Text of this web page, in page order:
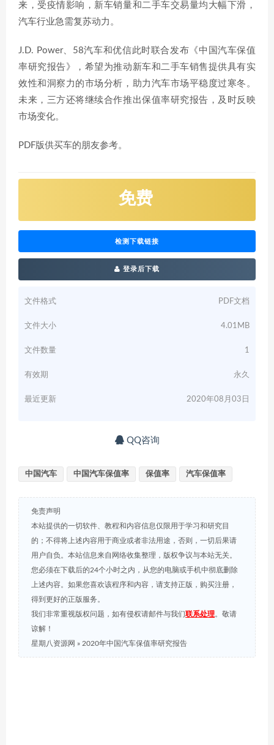
来，受疫情影响，新车销量和二手车交易量均大幅下滑，
汽车行业急需复苏动力。
J.D. Power、58汽车和优信此时联合发布《中国汽车保值
率研究报告》，希望为推动新车和二手车销售提供具有实
效性和洞察力的市场分析，助力汽车市场平稳度过寒冬。
未来，三方还将继续合作推出保值率研究报告，及时反映
市场变化。
PDF版供买车的朋友参考。
免费
检测下载链接
登录后下载
文件格式 PDF文档
文件大小 4.01MB
文件数量 1
有效期 永久
最近更新 2020年08月03日
QQ咨询
中国汽车 中国汽车保值率 保值率 汽车保值率
免责声明
本站提供的一切软件、教程和内容信息仅限用于学习和研究目
的；不得将上述内容用于商业或者非法用途，否则，一切后果请
用户自负。本站信息来自网络收集整理，版权争议与本站无关。
您必须在下载后的24个小时之内，从您的电脑或手机中彻底删除
上述内容。如果您喜欢该程序和内容，请支持正版，购买注册，
得到更好的正版服务。
我们非常重视版权问题，如有侵权请邮件与我们联系处理。敬请
谅解！
星期八资源网 » 2020年中国汽车保值率研究报告